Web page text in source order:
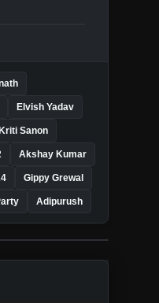
Elvish Yadav
Kriti Sanon
Akshay Kumar
Gippy Grewal
Adipurush